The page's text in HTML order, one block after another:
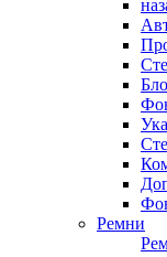
Ремни